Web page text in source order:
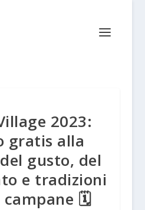
2023:
gratis alla
gusto, del
e tradizioni
🗓